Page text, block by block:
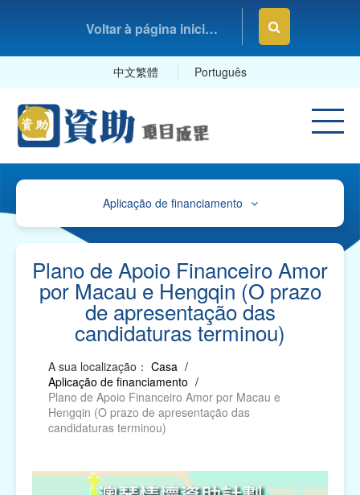
Voltar à página inicial da Fundação Macau
中文繁體 Português
Aplicação de financiamento
Avisos
Orienteações, Impressos e Exemplares
Orientações e Mapa de Referência sobre o
Plano de Contas
Impressos para "Pedidos de Apoio Financeiro" e
Exemplares
Relatório das Actividades Subsidiadas, Pedido
de Declaração, Pedido de Autorização para
Alterações e...
financeiros
Plano de Apoio Financeiro Amor
por Macau e Hengqin (O prazo
de apresentação das
candidaturas terminou)
A sua localização： Casa /
Aplicação de financiamento /
Plano de Apoio Financeiro Amor por Macau e
Hengqin (O prazo de apresentação das
candidaturas terminou)